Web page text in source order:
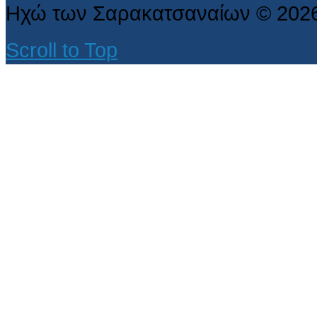
Ηχώ των Σαρακατσαναίων ©
Scroll to Top